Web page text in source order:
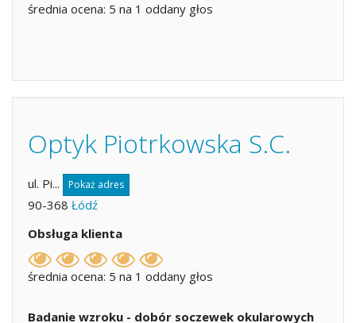
średnia ocena: 5 na 1 oddany głos
Optyk Piotrkowska S.C.
ul. Pi... Pokaż adres
90-368 Łódź
Obsługa klienta
średnia ocena: 5 na 1 oddany głos
Badanie wzroku - dobór soczewek okularowych